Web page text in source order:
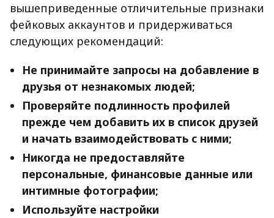
вышеприведенные отличительные признаки
фейковых аккаунтов и придерживаться
следующих рекомендаций:
Не принимайте запросы на добавление в
друзья от незнакомых людей;
Проверяйте подлинность профилей
прежде чем добавить их в список друзей
и начать взаимодействовать с ними;
Никогда не предоставляйте
персональные, финансовые данные или
интимные фотографии;
Используйте настройки